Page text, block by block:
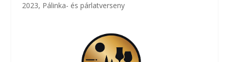
2023, Pálinka- és párlatverseny